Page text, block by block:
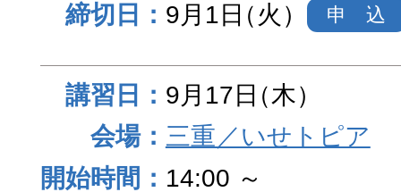
9月1日（火） 申 込
9月17日（木）
三重／いせトピア
14:00 ～